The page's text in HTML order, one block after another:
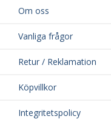
Om oss
Vanliga frågor
Retur / Reklamation
Köpvillkor
Integritetspolicy